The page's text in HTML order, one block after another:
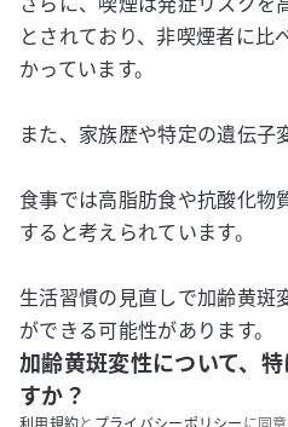
とされており、非喫煙者に比
かっています。
また、家族歴や特定の遺伝子
食事では高脂肪食や抗酸化物
すると考えられています。
生活習慣の見直しで加齢黄斑
ができる可能性があります。
加齢黄斑変性について、
すか？